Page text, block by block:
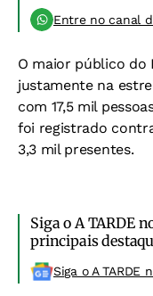
Entre no canal
O maior público do
justamente na
com 17,5 mil
foi registrado
3,3 mil presentes.
Siga o A TARDE
principais
Siga o A TARDE